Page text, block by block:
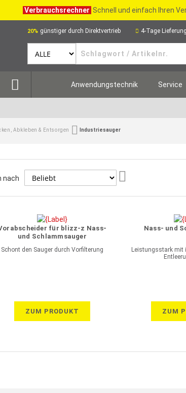
Verbrauchsrechner Schnell und einfach Ihren
20% günstiger durch Direktvertrieb 4-Tage Lieferung
Anwendungstechnik Service
Abkleben & Entsorgen Industriesauger
nach
für blizz-z Nass-
und Schlammsauger
Schont den Sauger durch Vorfilterung
ZUM PRODUKT
Nass- und
Leistungsstark mit
ZUM